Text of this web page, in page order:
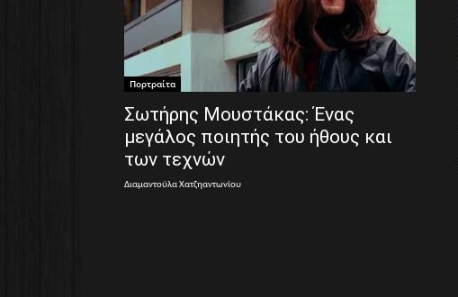
Πορτραίτα
Σωτήρης Μουστάκας: Ένας
μεγάλος ποιητής του ήθους και
των τεχνών
Διαμαντούλα Χατζηαντωνίου